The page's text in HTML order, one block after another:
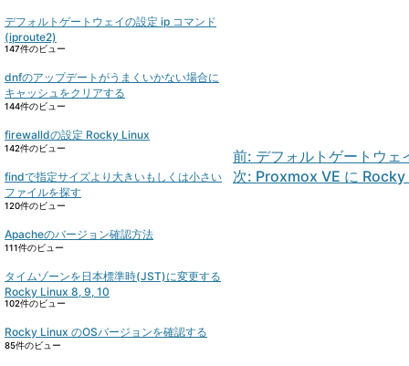
デフォルトゲートウェイの設定 ip コマンド
(iproute2)
147件のビュー
dnfのアップデートがうまくいかない場合に
キャッシュをクリアする
144件のビュー
firewalldの設定 Rocky Linux
142件のビュー
findで指定サイズより大きいもしくは小さい
ファイルを探す
120件のビュー
Apacheのバージョン確認方法
111件のビュー
タイムゾーンを日本標準時(JST)に変更する
Rocky Linux 8, 9, 10
102件のビュー
Rocky Linux のOSバージョンを確認する
85件のビュー
ナ
ビ
前: デフォルトゲートウ
次: Proxmox VE に